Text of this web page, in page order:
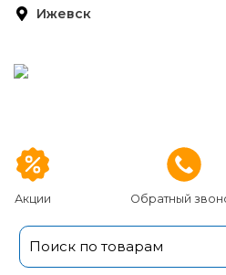
Ижевск
Акции Обратный